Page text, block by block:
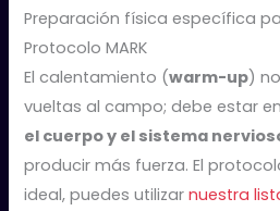
Preparación física específica
Protocolo MARK
El calentamiento (warm-up)
vueltas al campo; debe estar
el cuerpo y el sistema
producir más fuerza. El
ideal, puedes utilizarnuestra